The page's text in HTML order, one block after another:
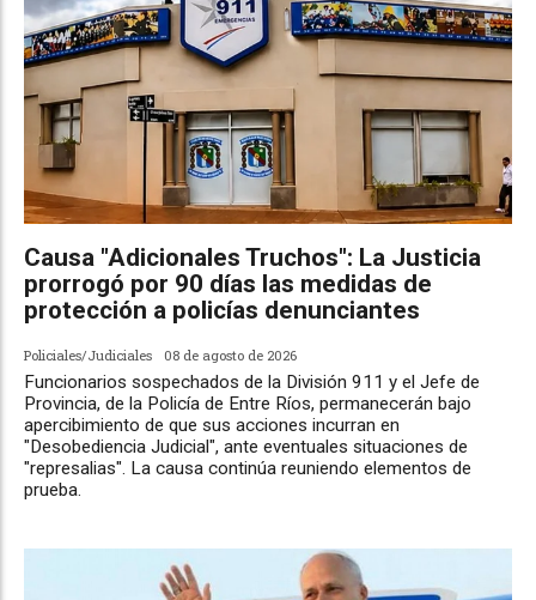
Causa "Adicionales Truchos": La Justicia
prorrogó por 90 días las medidas de
protección a policías denunciantes
Policiales/Judiciales 08 de agosto de 2026
Funcionarios sospechados de la División 911 y el Jefe de
Provincia, de la Policía de Entre Ríos, permanecerán bajo
apercibimiento de que sus acciones incurran en
"Desobediencia Judicial", ante eventuales situaciones de
"represalias". La causa continúa reuniendo elementos de
prueba.